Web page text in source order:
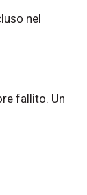
nel
fallito. Un